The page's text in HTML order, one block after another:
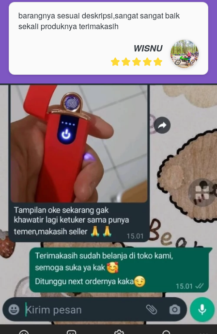
barangnya sesuai deskripsi,sangat sangat baik
sekali produknya terimakasih
WISNU